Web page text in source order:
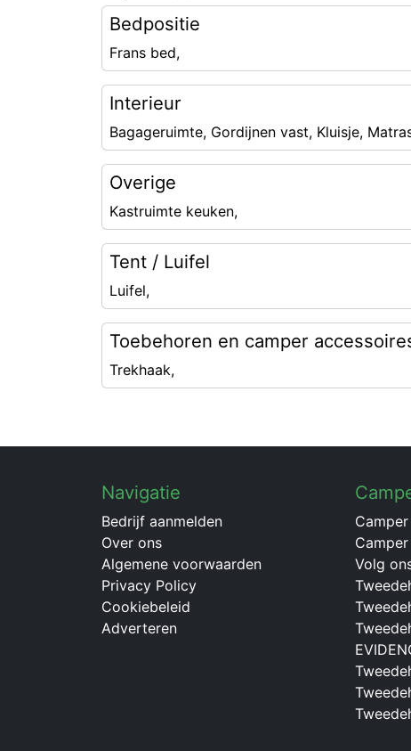
Bedpositie
Frans bed,
Interieur
Bagageruimte, Gordijnen vast, Kluisje,
Overige
Kastruimte keuken,
Tent / Luifel
Luifel,
Toebehoren en camper
Trekhaak,
Navigatie
Bedrijf aanmelden
Over ons
Algemene voorwaarden
Privacy Policy
Cookiebeleid
Adverteren
Volg